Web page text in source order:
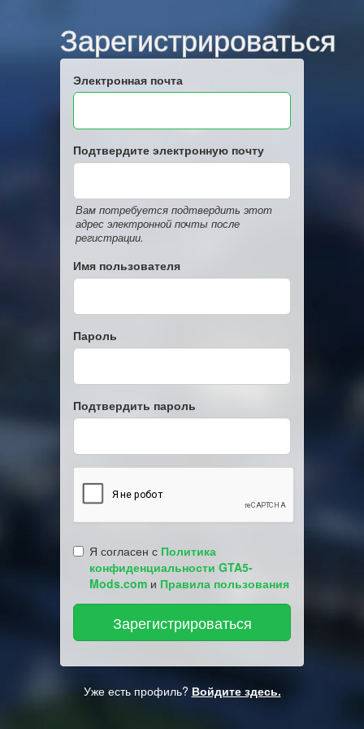
Зарегистрироваться
Электронная почта
Подтвердите электронную почту
Вам потребуется подтвердить этот
адрес электронной почты после
регистрации.
Имя пользователя
Пароль
Подтвердить пароль
Я согласен с Политика
конфиденциальности GTA5-
Mods.com и Правила пользования
Уже есть профиль? Войдите здесь.